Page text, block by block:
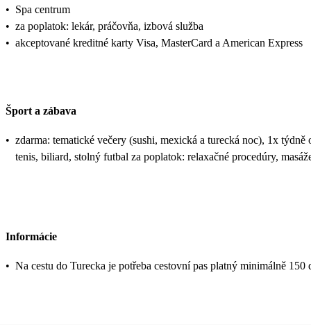
• Spa centrum
• za poplatok: lekár, práčovňa, izbová služba
• akceptované kreditné karty Visa, MasterCard a American Express
Šport a zábava
• zdarma: tematické večery (sushi, mexická a turecká noc), 1x
tenis, biliard, stolný futbal za poplatok: relaxačné procedúry,
Informácie
• Na cestu do Turecka je potřeba cestovní pas platný minimálně 150